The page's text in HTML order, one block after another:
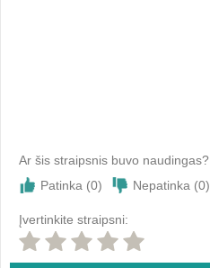
Ar šis straipsnis buvo naudingas?
Patinka (0) Nepatinka (0)
Įvertinkite straipsni: